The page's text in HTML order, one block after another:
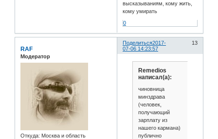
высказываниям, кому жить,
кому умирать
0
Поделиться 13
2017-
07-06 14:23:57
RAF
Модератор
Откуда: Москва и область
Remedios
написал(а):
чиновница
минздрава
(человек,
получающий
зарплату из
нашего кармана)
публично